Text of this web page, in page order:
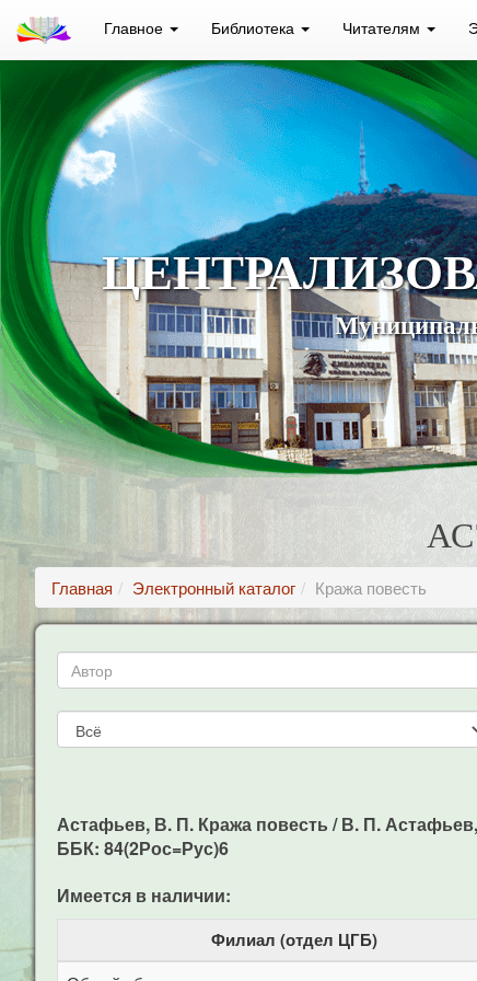
Главное Библиотека Читателям
Главная Электронный каталог Кража повесть
Астафьев, В. П. Кража повесть / В. П.
ББК: 84(2Рос=Рус)6
Имеется в наличии:
Филиал (отдел ЦГБ)